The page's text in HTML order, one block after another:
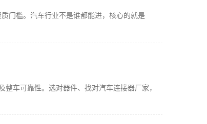
门槛。汽车行业不是谁都能进，核心的就是
车可靠性。选对器件、找对汽车连接器厂家，